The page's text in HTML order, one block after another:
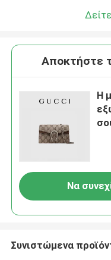
Αποκτήστε
Η
Να
Συνιστώμενα